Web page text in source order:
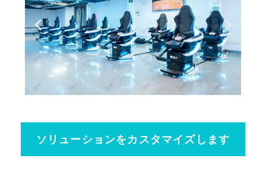
ソリューションをカスタマイズします